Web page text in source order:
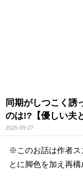
同期がしつこく
のは!?【優しい夫
2025-09-27
※このお話は作者ス
とに脚色を加え再構